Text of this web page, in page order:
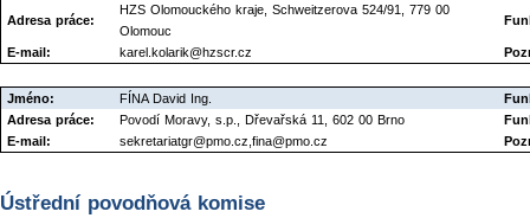
Adresa práce:
HZS Olomouckého kraje, Schweitzerova 524/91, 779 00
Olomouc
E-mail: karel.kolarik@hzscr.cz
Jméno: FÍNA David Ing.
Adresa práce:
Povodí Moravy, s.p., Dřevařská 11, 602 00 Brno
E-mail:
sekretariatgr@pmo.cz,fina@pmo.cz
Ústřední povodňová komise